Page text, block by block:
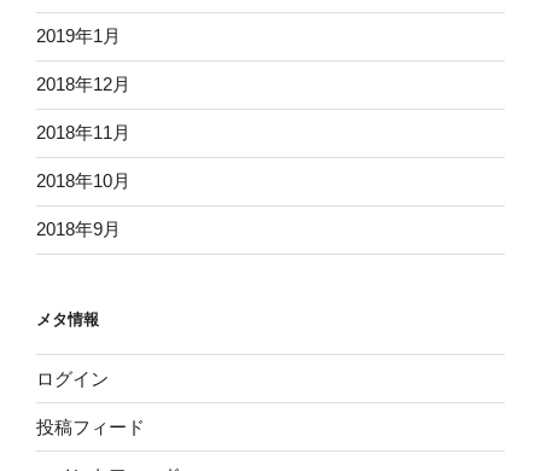
2019年1月
2018年12月
2018年11月
2018年10月
2018年9月
メタ情報
ログイン
投稿フィード